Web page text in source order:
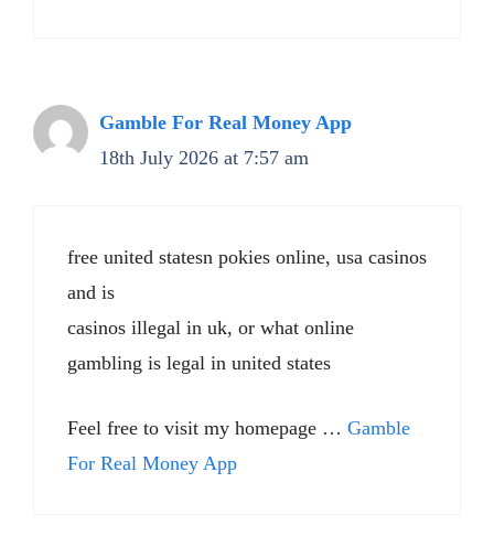
Gamble For Real Money App
18th July 2026 at 7:57 am
free united statesn pokies online, usa casinos
and is
casinos illegal in uk, or what online
gambling is legal in united states
Feel free to visit my homepage … Gamble
For Real Money App